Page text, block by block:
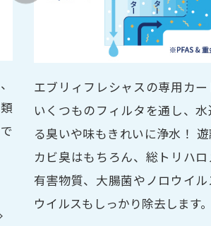
エブリィフレシャスの専用カー
いくつものフィルタを通し、
る臭いや味もきれいに浄水！
カビ臭はもちろん、総トリハ
有害物質、大腸菌やノロウイル
ウイルスもしっかり除去します。